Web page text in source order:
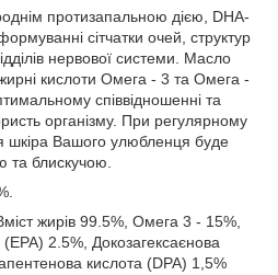
протизапальною дією, DHA-
сітчатки очей, структур
нервової системи. Масло
кислоти Омега - 3 та Омега -
співвідношенні та
організму. При регулярному
шкіра Вашого улюбленця буде
та блискучою.
жирів 99.5%, Омега 3 - 15%,
2.5%, Докозагексаєнова
кислота (DPA) 1,5%